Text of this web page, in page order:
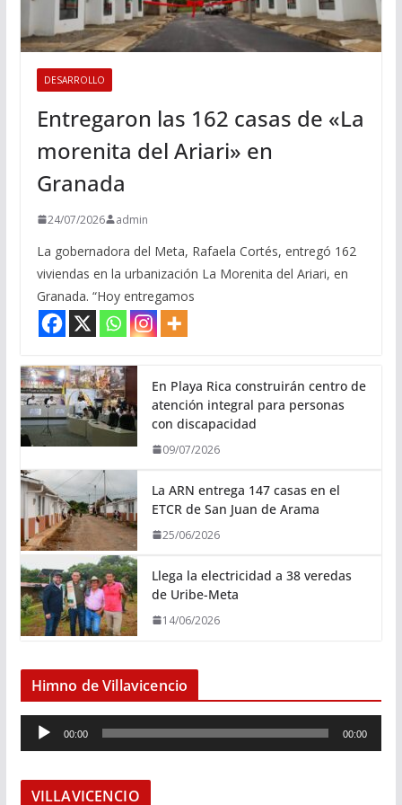
DESARROLLO
Entregaron las 162 casas de «La
morenita del Ariari» en
Granada
24/07/2026 admin
La gobernadora del Meta, Rafaela Cortés, entregó 162
viviendas en la urbanización La Morenita del Ariari, en
Granada. “Hoy entregamos
En Playa Rica construirán centro de
atención integral para personas
con discapacidad
09/07/2026
La ARN entrega 147 casas en el
ETCR de San Juan de Arama
25/06/2026
Llega la electricidad a 38 veredas
de Uribe-Meta
14/06/2026
Himno de Villavicencio
e
00:00 00:00
VILLAVICENCIO